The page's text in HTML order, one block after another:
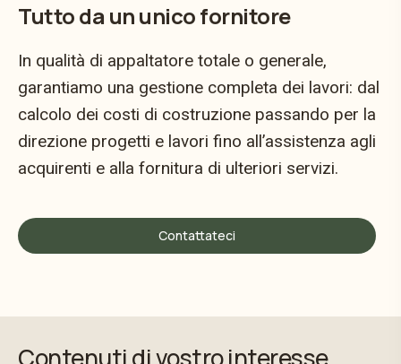
Tutto da un unico fornitore
In qualità di appaltatore totale o generale,
garantiamo una gestione completa dei lavori: dal
calcolo dei costi di costruzione passando per la
direzione progetti e lavori fino all’assistenza agli
acquirenti e alla fornitura di ulteriori servizi.
Contattateci